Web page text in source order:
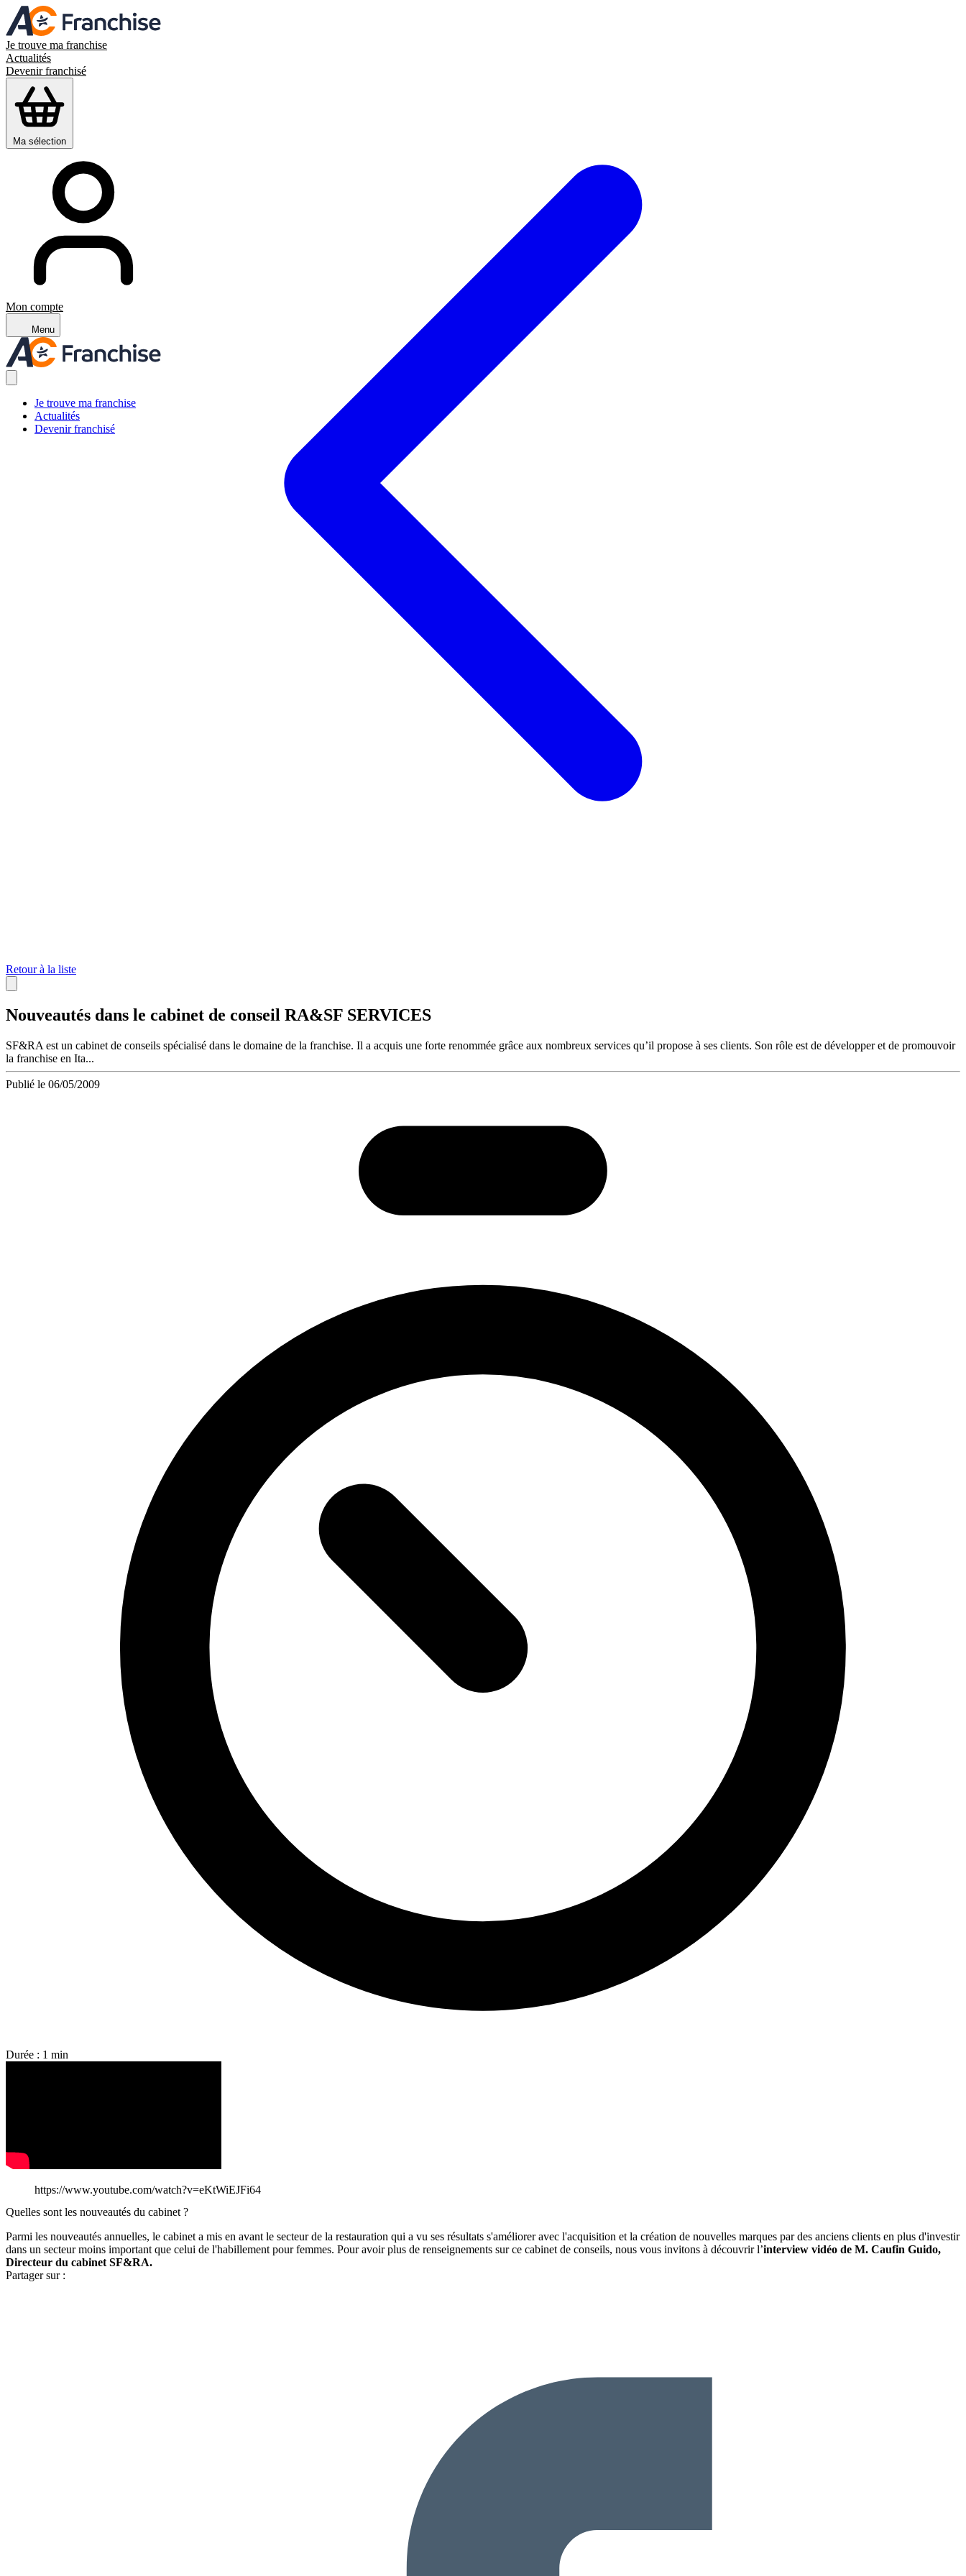
Je trouve ma franchise
Actualités
Devenir franchisé
Ma sélection
Mon compte
Menu
Je trouve ma franchise
Actualités
Devenir franchisé
Retour à la liste
Nouveautés dans le cabinet de conseil RA&SF SERVICES
SF&RA est un cabinet de conseils spécialisé dans le domaine de la franchise. Il a acquis une forte renommée grâce aux nombreux services qu’il propose à ses clients. Son rôle est de développer et de promouvoir
la franchise en Ita...
Publié le 06/05/2009
Durée : 1 min
https://www.youtube.com/watch?v=eKtWiEJFi64
Quelles sont les nouveautés du cabinet ?
Parmi les nouveautés annuelles, le cabinet a mis en avant le secteur de la restauration qui a vu ses résultats s'améliorer avec l'acquisition et la création de nouvelles marques par des anciens clients en plus d'investir
dans un secteur moins important que celui de l'habillement pour femmes. Pour avoir plus de renseignements sur ce cabinet de conseils, nous vous invitons à découvrir l’interview vidéo de M. Caufin Guido,
Directeur du cabinet SF&RA.
Partager sur :